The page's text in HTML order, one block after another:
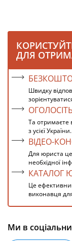
ДЛЯ
Швидку
Та отримаєте
з усієї України.
ВІДЕО-
Для юриста
необхідної
КАТАЛОГ
Це
виконавця
Ми в